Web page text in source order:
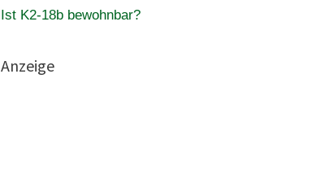
Ist K2-18b bewohnbar?
Anzeige